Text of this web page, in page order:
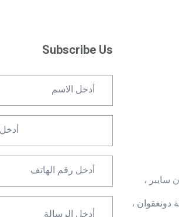
مدينة تيانان سايبر ،
، مدينة دونغقوان ،
Subscribe Us